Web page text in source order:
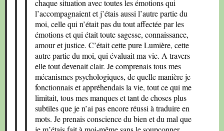
chaque situation avec toutes les émotions qui
l’accompagnaient et j’étais aussi l’autre partie du
moi, celle qui n’était pas du tout affectée par les
émotions et qui était toute sagesse, connaissance,
amour et justice. C’était cette pure Lumière, cette
autre partie du moi, qui évaluait ma vie. A travers
elle tout devenait clair. Je comprenais tous mes
mécanismes psychologiques, de quelle manière je
fonctionnais et appréhendais la vie, tout ce qui me
limitait, tous mes manques et tant de choses plus
subtiles que je n’ai pas encore réussi à traduire en
mots. Je prenais conscience du bien et du mal que